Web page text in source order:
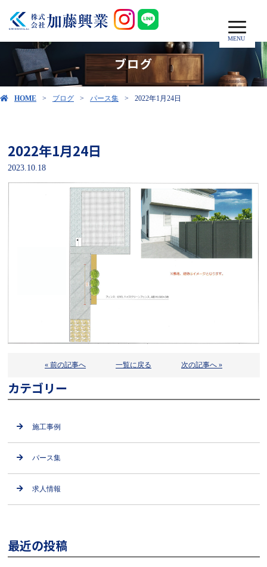
MENU
ブログ
HOME ブログ パース集 2022年1月24日
2022年1月24日
2023.10.18
« 前の記事へ 一覧に戻る 次の記事へ »
カテゴリー
施工事例
パース集
求人情報
最近の投稿